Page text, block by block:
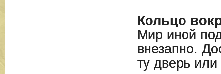
Кольцо
Мир иной
внезапно.
ту дверь или